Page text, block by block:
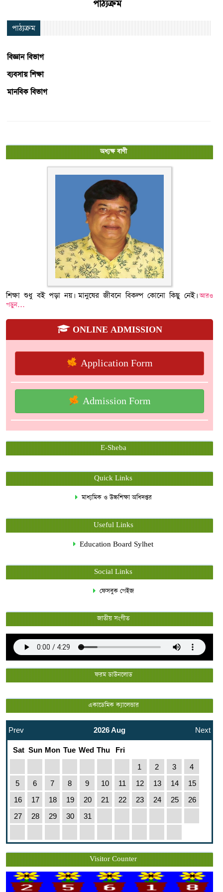
পাঠ্যক্রম
পাঠ্যক্রম
বিজ্ঞান বিভাগ
ব্যবসায় শিক্ষা
মানবিক বিভাগ
অধ্যক্ষ বাণী
শিক্ষা শুধু বই পড়া নয়। মানুষের জীবনে বিকল্প কোনো কিছু নেই।আরও
পড়ুন…
ONLINE ADMISSION
Application Form
Admission Form
E-Sheba
Quick Links
মাধ্যমিক ও উচ্চশিক্ষা অধিদপ্তর
Useful Links
Education Board Sylhet
Social Links
ফেসবুক পেইজ
জাতীয় সংগীত
ফরম ডাউনলোড
একাডেমিক ক্যালেন্ডার
Prev 2026 Aug Next
Sat Sun Mon Tue Wed Thu
Fri
1
2 3
4
5
6 7 8 9 10 11 12 13 14
15
16
17 18 19 20 21 22 23 24 25
26
27
28 29 30 31
Visitor Counter